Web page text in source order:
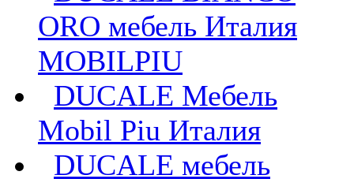
ORO мебель Италия
MOBILPIU
DUCALE Мебель
Mobil Piu Италия
DUCALE мебель